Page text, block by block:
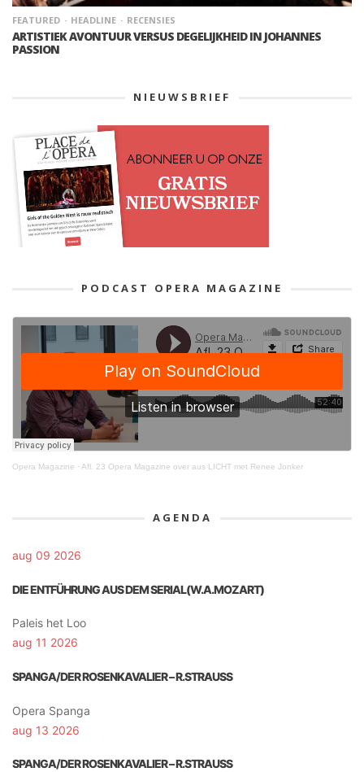
FEATURED HEADLINE RECENSIES
ARTISTIEK AVONTUUR VERSUS DEGELIJKHEID IN JOHANNES
PASSION
NIEUWSBRIEF
PODCAST OPERA MAGAZINE
Opera Magazine · Afl. 23 Opera Magazine over aus LICHT met Renee Jonker
AGENDA
aug 09 2026
DIE ENTFÜHRUNG AUS DEM SERIAL(W.A.MOZART)
Paleis het Loo
aug 11 2026
SPANGA/DER ROSENKAVALIER – R.STRAUSS
Opera Spanga
aug 13 2026
SPANGA/DER ROSENKAVALIER – R.STRAUSS